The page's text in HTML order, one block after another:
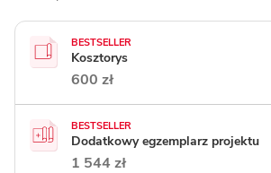
BESTSELLER
Kosztorys
600 zł
BESTSELLER
Dodatkowy egzemplarz projektu
1 544 zł